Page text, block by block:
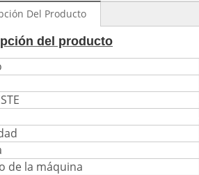
Del Producto
del producto
de la máquina